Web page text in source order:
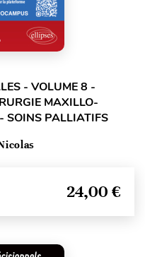
- VOLUME 8 -
MAXILLO-
SOINS PALLIATIFS
24,00 €